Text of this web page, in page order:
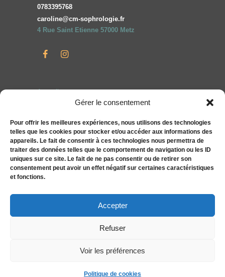
Gérer le consentement
Pour offrir les meilleures expériences, nous utilisons des technologies
telles que les cookies pour stocker et/ou accéder aux informations des
appareils. Le fait de consentir à ces technologies nous permettra de
traiter des données telles que le comportement de navigation ou les ID
uniques sur ce site. Le fait de ne pas consentir ou de retirer son
consentement peut avoir un effet négatif sur certaines caractéristiques
et fonctions.
Accepter
Refuser
Voir les préférences
Politique de cookies
0783395768
caroline@cm-sophrologie.fr
4 Rue Saint Etienne 57000 Metz
Accueil
Entreprises
Compléments alimentaires bien-être S&You
Actualités
Tarifs
Contact